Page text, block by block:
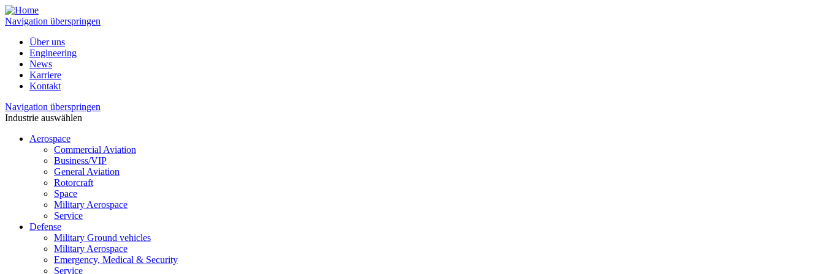
Navigation überspringen
Über uns
Engineering
News
Karriere
Kontakt
Navigation überspringen
Industrie auswählen
Aerospace
Commercial Aviation
Business/VIP
General Aviation
Rotorcraft
Space
Military Aerospace
Service
Defense
Military Ground vehicles
Military Aerospace
Emergency, Medical & Security
Service